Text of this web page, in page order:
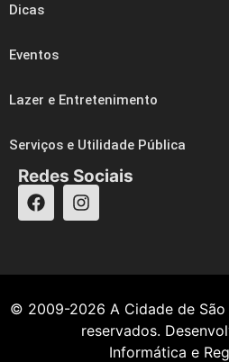
Dicas
Eventos
Lazer e Entretenimento
Serviços e Utilidade Pública
Redes Sociais
© 2009-2026 A Cidade de São
reservados.
Informática e